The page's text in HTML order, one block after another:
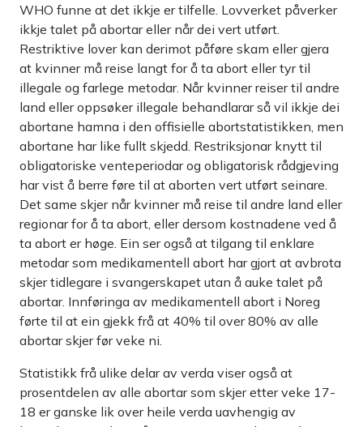
WHO funne at det ikkje er tilfelle. Lovverket påverker
ikkje talet på abortar eller når dei vert utført.
Restriktive lover kan derimot påføre skam eller gjera
at kvinner må reise langt for å ta abort eller tyr til
illegale og farlege metodar. Når kvinner reiser til andre
land eller oppsøker illegale behandlarar så vil ikkje dei
abortane hamna i den offisielle abortstatistikken, men
abortane har like fullt skjedd. Restriksjonar knytt til
obligatoriske venteperiodar og obligatorisk rådgjeving
har vist å berre føre til at aborten vert utført seinare.
Det same skjer når kvinner må reise til andre land eller
regionar for å ta abort, eller dersom kostnadene ved å
ta abort er høge. Ein ser også at tilgang til enklare
metodar som medikamentell abort har gjort at avbrota
skjer tidlegare i svangerskapet utan å auke talet på
abortar. Innføringa av medikamentell abort i Noreg
førte til at ein gjekk frå at 40% til over 80% av alle
abortar skjer før veke ni.
Statistikk frå ulike delar av verda viser også at
prosentdelen av alle abortar som skjer etter veke 17-
18 er ganske lik over heile verda uavhengig av